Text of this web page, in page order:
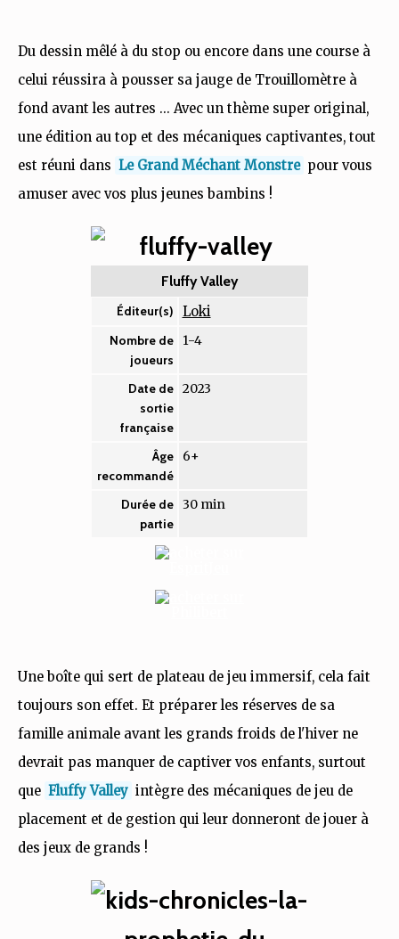
Du dessin mêlé à du stop ou encore dans une course à
celui réussira à pousser sa jauge de Trouillomètre à
fond avant les autres ... Avec un thème super original,
une édition au top et des mécaniques captivantes, tout
est réuni dans Le Grand Méchant Monstre pour vous
amuser avec vos plus jeunes bambins !
Fluffy Valley
Éditeur(s) Loki
Nombre de
joueurs
1-4
Date de
sortie
française
2023
Âge
recommandé
6+
Durée de
partie
30 min
Une boîte qui sert de plateau de jeu immersif, cela fait
toujours son effet. Et préparer les réserves de sa
famille animale avant les grands froids de l'hiver ne
devrait pas manquer de captiver vos enfants, surtout
que Fluffy Valley intègre des mécaniques de jeu de
placement et de gestion qui leur donneront de jouer à
des jeux de grands !